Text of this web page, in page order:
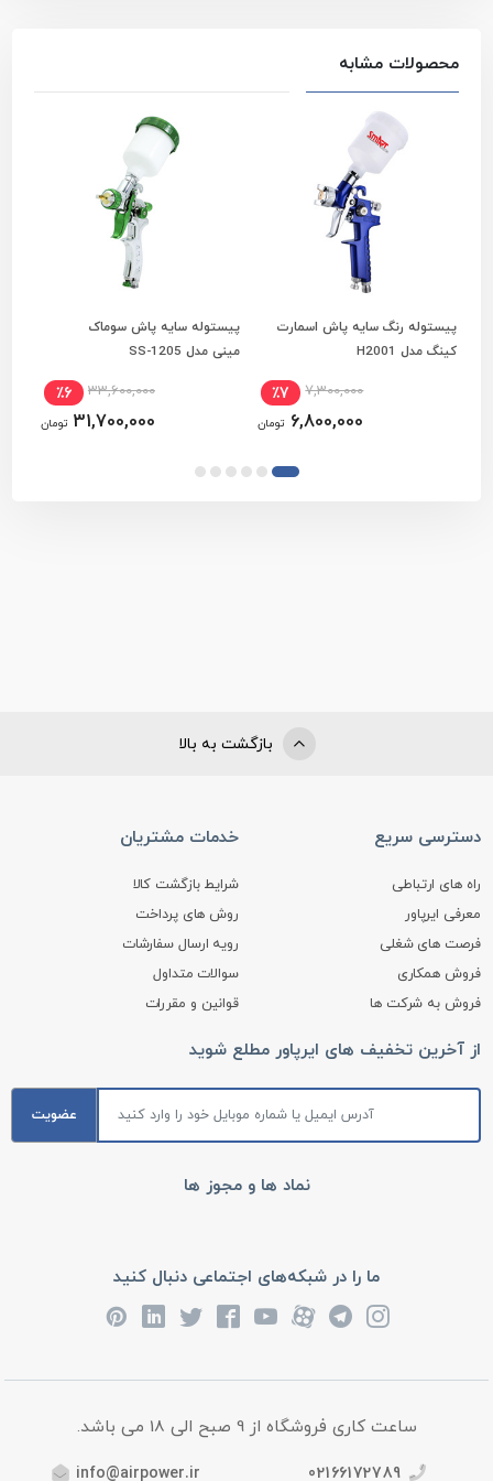
محصولات مشابه
افزودن به سبد خرید
پیستوله رنگ سایه پاش اسمارت
کینگ مدل H2001
7,300,000 ٪7
6,800,000 تومان
افزودن به سبد خرید
پیستوله سایه پاش سوماک
مینی مدل SS-1205
33,600,000 ٪6
31,700,000 تومان
بازگشت به بالا
دسترسی سریع
راه های ارتباطی
معرفی ایرپاور
فرصت های شغلی
فروش همکاری
فروش به شرکت ها
خدمات مشتریان
شرایط بازگشت کالا
روش های پرداخت
رویه ارسال سفارشات
سوالات متداول
قوانین و مقررات
از آخرین تخفیف های ایرپاور مطلع شوید
عضویت
نماد ها و مجوز ها
ما را در شبکه‌های اجتماعی دنبال کنید
ساعت کاری فروشگاه از 9 صبح الی 18 می باشد.
02166172789
info@airpower.ir